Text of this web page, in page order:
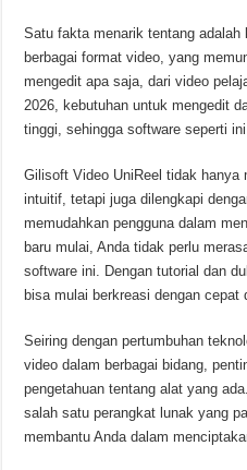
Satu fakta menarik tentang
berbagai format video, yang
mengedit apa saja, dari video
2026, kebutuhan untuk mengedit
tinggi, sehingga software seperti
Gilisoft Video UniReel tidak hanya
intuitif, tetapi juga dilengkapi
memudahkan pengguna dalam
baru mulai, Anda tidak perlu
software ini. Dengan tutorial dan
bisa mulai berkreasi dengan cepat
Seiring dengan pertumbuhan
video dalam berbagai bidang,
pengetahuan tentang alat yang
salah satu perangkat lunak yang
membantu Anda dalam